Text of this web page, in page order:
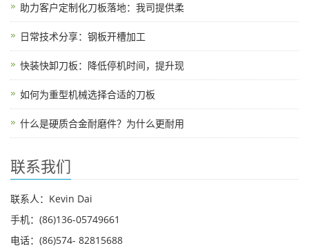
助力客户定制化刀板落地：我司提供柔
日常技术分享：钢板开槽加工
快装快卸刀板：降低停机时间，提升现
如何为重型机械选择合适的刀板
什么是硬质合金耐磨件？为什么更耐用
联系我们
联系人：Kevin Dai
手机：(86)136-05749661
电话：(86)574- 82815688